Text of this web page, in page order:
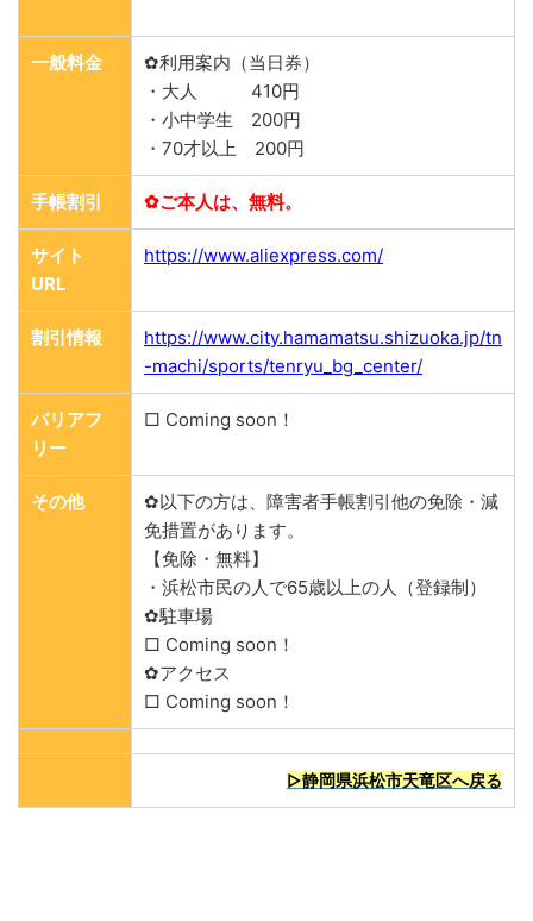
一般料金
✿利用案内（当日券）
・大人 410円
・小中学生 200円
・70才以上 200円
手帳割引 ✿ご本人は、無料。
サイト
URL
https://www.aliexpress.com/
割引情報
https://www.city.hamamatsu.shizuoka.jp/tn
-machi/sports/tenryu_bg_center/
バリアフ
リー
□ Coming soon！
その他
✿以下の方は、障害者手帳割引他の免除・減
免措置があります。
【免除・無料】
・浜松市民の人で65歳以上の人（登録制）
✿駐車場
□ Coming soon！
✿アクセス
□ Coming soon！
▷静岡県浜松市天竜区へ戻る